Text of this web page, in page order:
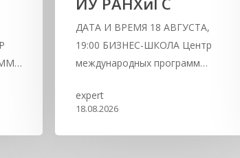
ДАТА И ВРЕМЯ 18 АВГУСТА,
19:00 БИЗНЕС-ШКОЛА Центр
международных программ…
expert
18.08.2026